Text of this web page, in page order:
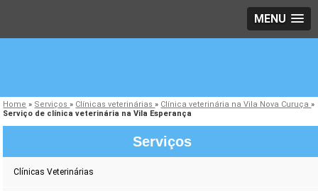
MENU
Home » Serviços» Clínicas veterinárias» Clínica veterinária na Vila Nova Curuça»
Serviço de clínica veterinária na Vila Esperança
Serviços
Clínicas Veterinárias